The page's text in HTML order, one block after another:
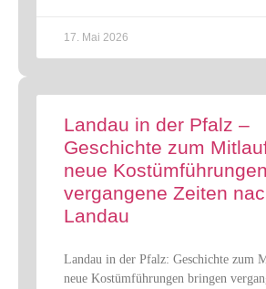
17. Mai 2026
Landau in der Pfalz –
Geschichte zum
neue
vergangene Zeiten
Landau
Landau in der Pfalz: Geschichte zum
neue Kostümführungen bringen